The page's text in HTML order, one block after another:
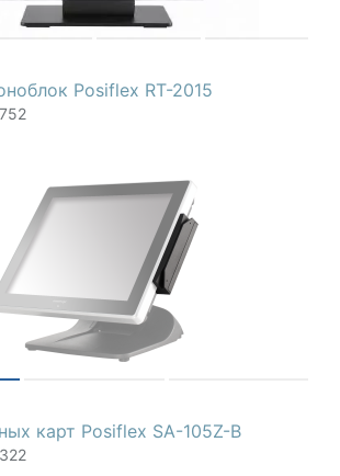
Posiflex RT-2015
карт Posiflex SA-105Z-B